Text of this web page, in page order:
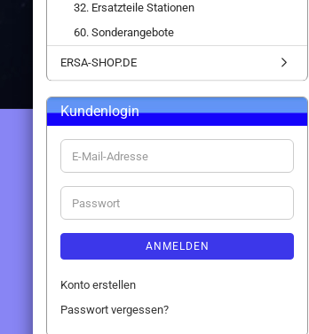
32. Ersatzteile Stationen
60. Sonderangebote
ERSA-SHOP.DE
Kundenlogin
E-
Mail-
Adresse
Passwort
ANMELDEN
Konto erstellen
Passwort vergessen?